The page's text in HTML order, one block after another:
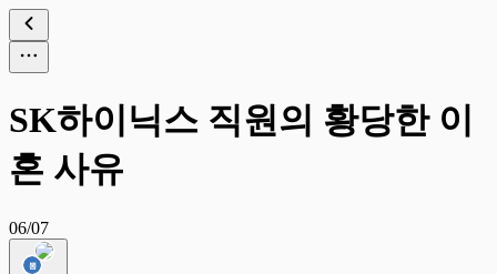
SK하이닉스 직원의 황당한 이
혼 사유
06/07